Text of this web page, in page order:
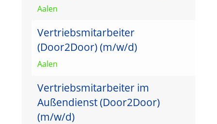
Aalen
Vertriebsmitarbeiter
(Door2Door) (m/w/d)
Aalen
Vertriebsmitarbeiter im
Außendienst (Door2Door)
(m/w/d)